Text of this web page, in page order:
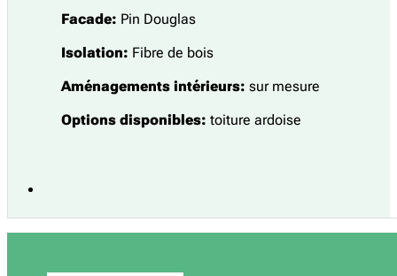
Facade: Pin Douglas
Isolation: Fibre de bois
Aménagements intérieurs: sur mesure
Options disponibles: toiture ardoise